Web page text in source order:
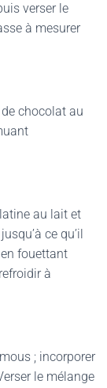
verser le
à mesurer
chocolat au
au lait et
ce qu’il
fouettant
à
; incorporer
le mélange